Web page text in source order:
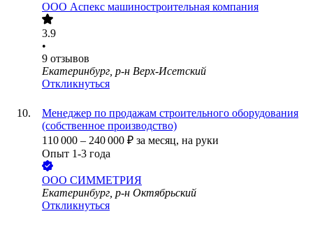
ООО Аспекс машиностроительная компания
3.9
•
9 отзывов
Екатеринбург, р-н Верх-Исетский
Откликнуться
Менеджер по продажам строительного оборудования
(собственное производство)
110 000 – 240 000 ₽ за месяц, на руки
Опыт 1-3 года
ООО СИММЕТРИЯ
Екатеринбург, р-н Октябрьский
Откликнуться